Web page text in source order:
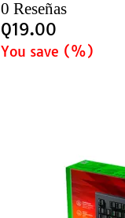
0 Reseñas
Q19.00
You save (%)